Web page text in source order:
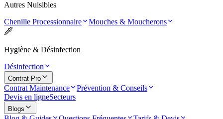
Autres Nuisibles
Chenille Processionnaire
Mouches & Moucherons
Hygiène & Désinfection
Désinfection
Contrat Pro
Contrat Maintenance
Prévention & Conseils
Devis en ligneSecteurs
Blogs